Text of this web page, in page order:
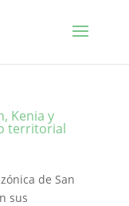
Kenia y
territorial
de San
sus